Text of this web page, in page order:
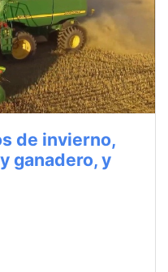
de invierno,
ganadero, y